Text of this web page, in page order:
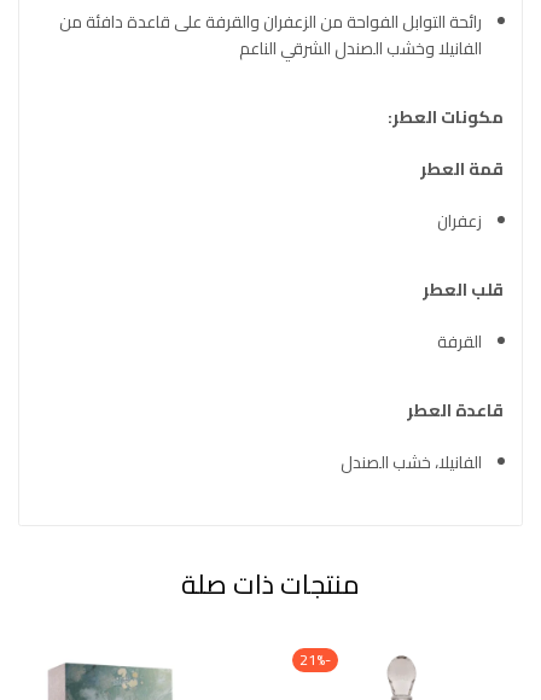
رائحة التوابل الفواحة من الزعفران والقرفة على قاعدة دافئة من
الفانيلا وخشب الصندل الشرقي الناعم
مكونات العطر:
قمة العطر
زعفران
قلب العطر
القرفة
قاعدة العطر
الفانيلا، خشب الصندل
منتجات ذات صلة
-21%